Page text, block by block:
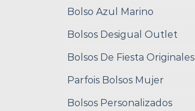
Bolso Azul Marino
Bolsos Desigual Outlet
Bolsos De Fiesta Originales
Parfois Bolsos Mujer
Bolsos Personalizados